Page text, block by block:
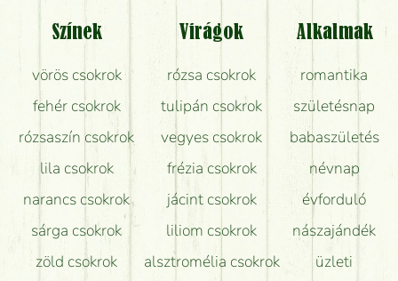
Tényleg azt kapom, ami a képen van?
Mit kell tudni a virágcsokrok szállításáról?
Hogy marad a lehető legtovább friss a csokor?
Tudok adventi koszorút vásárolni boltban?
Színek
vörös csokrok
fehér csokrok
rózsaszín csokrok
lila csokrok
narancs csokrok
sárga csokrok
zöld csokrok
Virágok
rózsa csokrok
tulipán csokrok
vegyes csokrok
frézia csokrok
jácint csokrok
liliom csokrok
alsztromélia csokrok
Alkalmak
romantika
születésnap
babaszületés
névnap
évforduló
nászajándék
üzleti